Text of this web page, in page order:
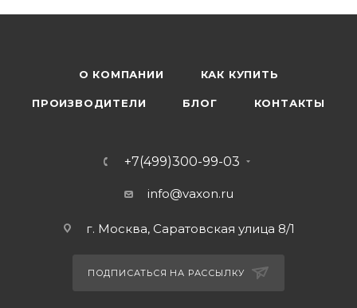
О КОМПАНИИ КАК КУПИТЬ
ПРОИЗВОДИТЕЛИ БЛОГ КОНТАКТЫ
+7(499)300-99-03
info@vaxon.ru
г. Москва, Саратовская улица 8/1
ПОДПИСАТЬСЯ НА РАССЫЛКУ